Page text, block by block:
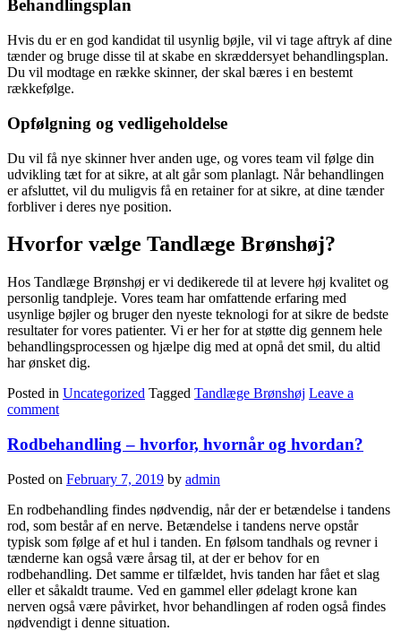
Behandlingsplan
Hvis du er en god kandidat til usynlig bøjle, vil vi tage aftryk af dine
tænder og bruge disse til at skabe en skræddersyet behandlingsplan.
Du vil modtage en række skinner, der skal bæres i en bestemt
rækkefølge.
Opfølgning og vedligeholdelse
Du vil få nye skinner hver anden uge, og vores team vil følge din
udvikling tæt for at sikre, at alt går som planlagt. Når behandlingen
er afsluttet, vil du muligvis få en retainer for at sikre, at dine tænder
forbliver i deres nye position.
Hvorfor vælge Tandlæge Brønshøj?
Hos Tandlæge Brønshøj er vi dedikerede til at levere høj kvalitet og
personlig tandpleje. Vores team har omfattende erfaring med
usynlige bøjler og bruger den nyeste teknologi for at sikre de bedste
resultater for vores patienter. Vi er her for at støtte dig gennem hele
behandlingsprocessen og hjælpe dig med at opnå det smil, du altid
har ønsket dig.
Posted in Uncategorized Tagged Tandlæge Brønshøj Leave a
comment
Rodbehandling – hvorfor, hvornår og hvordan?
Posted on February 7, 2019 by admin
En rodbehandling findes nødvendig, når der er betændelse i tandens
rod, som består af en nerve. Betændelse i tandens nerve opstår
typisk som følge af et hul i tanden. En følsom tandhals og revner i
tænderne kan også være årsag til, at der er behov for en
rodbehandling. Det samme er tilfældet, hvis tanden har fået et slag
eller et såkaldt traume. Ved en gammel eller ødelagt krone kan
nerven også være påvirket, hvor behandlingen af roden også findes
nødvendigt i denne situation.